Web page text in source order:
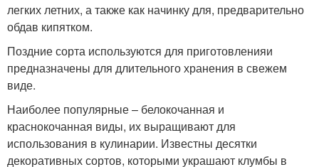
легких летних, а также как начинку для, предварительно
обдав кипятком.
Поздние сорта используются для приготовленияи
предназначены для длительного хранения в свежем
виде.
Наиболее популярные – белокочанная и
краснокочанная виды, их выращивают для
использования в кулинарии. Известны десятки
декоративных сортов, которыми украшают клумбы в